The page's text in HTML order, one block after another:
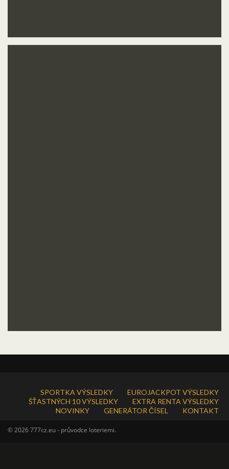
SPORTKA VÝSLEDKY
EUROJACKPOT VÝSLEDKY
ŠŤASTNÝCH 10 VÝSLEDKY
EXTRA RENTA VÝSLEDKY
NOVINKY
GENERÁTOR ČÍSEL KONTAKT
© 2026 777cz.eu - průvodce loteriemi.